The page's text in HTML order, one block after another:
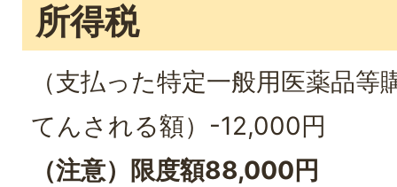
所得税
（支払った特定一般用医薬品
てんされる額）-12,000円
（注意）限度額88,000円